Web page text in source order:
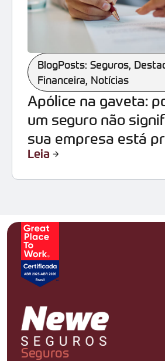
BlogPosts: Seguros,
Financeira, Notícias
Apólice na gaveta:
um seguro não
sua empresa está
Leia
Seguros